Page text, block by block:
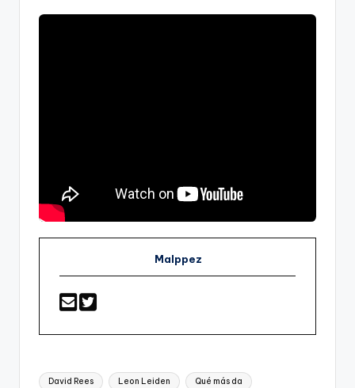
Malppez
Etiquetas:
David Rees Leon Leiden Qué más da